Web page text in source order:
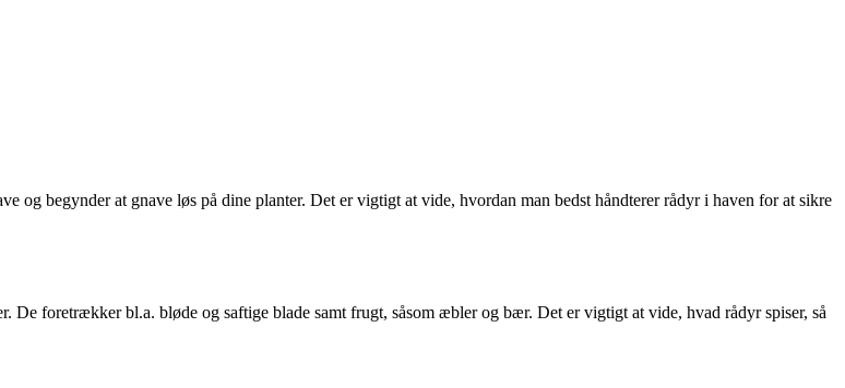
begynder at gnave løs på dine planter. Det er vigtigt at vide, hvordan man bedst håndterer rådyr i haven for at sikre
foretrækker bl.a. bløde og saftige blade samt frugt, såsom æbler og bær. Det er vigtigt at vide, hvad rådyr spiser, så